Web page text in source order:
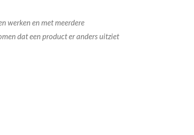
werken en met meerdere
dat een product er anders uitziet